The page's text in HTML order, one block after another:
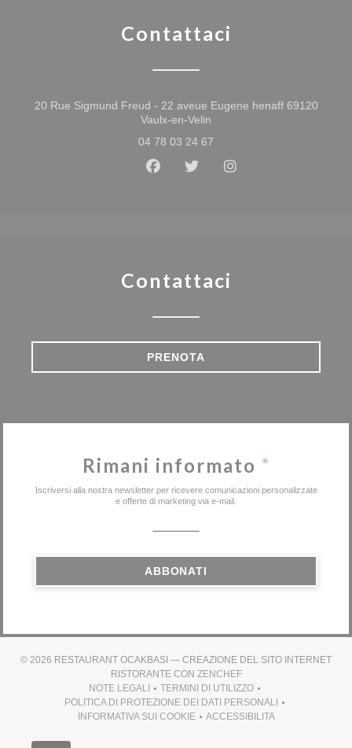
Contattaci
20 Rue Sigmund Freud - 22 aveue Eugene henaff 69120
Vaulx-en-Velin
04 78 03 24 67
Facebook ((apre una nuova
Twitter ((apre una nuova
Instagram ((apre
Contattaci
PRENOTA
Rimani informato *
Iscriversi alla nostra newsletter per ricevere comunicazioni personalizzate
e offerte di marketing via e-mail.
ABBONATI
© 2026 RESTAURANT OCAKBASI — CREAZIONE DEL SITO INTERNET
RISTORANTE CON ZENCHEF((APRE UNA NUOVA
NOTE LEGALI
((APRE UNA NUOVA FINESTRA))
TERMINI DI UTILIZZO
((APRE UNA NUOVA
POLITICA DI PROTEZIONE DEI DATI PERSONALI
((APRE UNA NUOVA FINESTRA))
INFORMATIVA SUI COOKIE
((APRE UNA NUOVA FINESTRA))
ACCESSIBILITA
((APRE UNA NUOVA